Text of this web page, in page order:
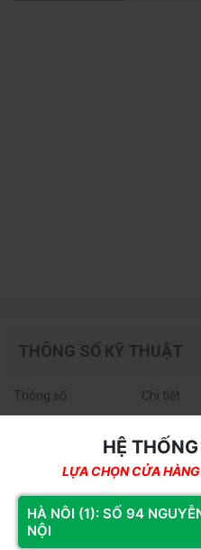
THÔNG SỐ KỸ THUẬT
Thông số Chi tiết
Intel Core
Thế hệ / Kiến trúc 12th Gen
Socket
HỆ
LỰA CHỌN CỬA
HÀ NÔI (1): SỐ 94
NỘI